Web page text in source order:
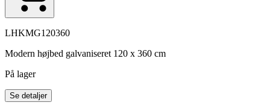
LHKMG120360
Modern højbed galvaniseret 120 x 360 cm
På lager
Se detaljer